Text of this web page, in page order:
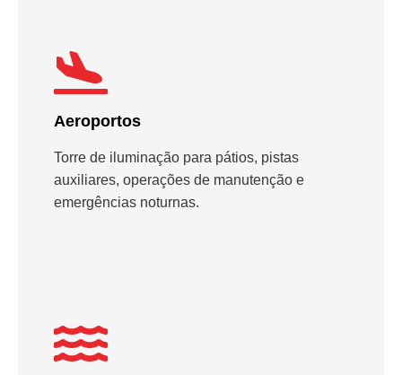
Aeroportos
Torre de iluminação para pátios, pistas
auxiliares, operações de manutenção e
emergências noturnas.